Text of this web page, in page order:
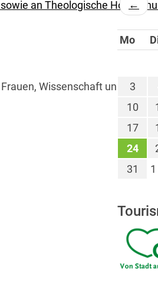
an Theologische
Wissenschaft und
←
Mo
3
10
17
24
31
1